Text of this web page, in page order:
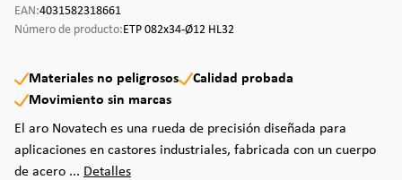
EAN:4031582318661
Número de producto:ETP 082x34-Ø12 HL32
Materiales no peligrosos
Calidad probada
Movimiento sin marcas
El aro Novatech es una rueda de precisión diseñada para
aplicaciones en castores industriales, fabricada con un cuerpo
de acero ... Detalles